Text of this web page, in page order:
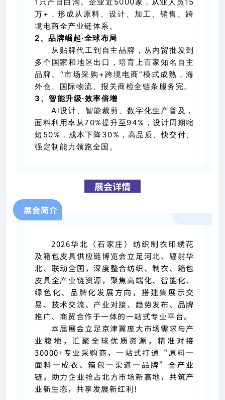
万+，形成从原料、设计、加工、销售、跨
境电商全产业链体系。
2、品牌崛起·全球布局
从贴牌代工到自主品牌，从内贸批发到
多个国家和地区出口，培育上百家知名自主
品牌。“市场采购+跨境电商”模式成熟，海
外仓、国际物流、报关商检全链条服务完。
3、智能升级·效率倍增
Al设计、智能裁剪、数字化生产普及，
面料利用率从70%提升至94%，设计周期缩
短50%，成本下降30%，高品质、快交付、
强定制能力领跑全国。
展会详情
展会简介
2026华北（石家庄）纺织制衣印绣花
及箱包皮具供应链博览会立足河北、辐射华
北、联动全国，深度整合纺织、制衣、箱包
皮具全产业链资源，聚焦高端化、智能化、
绿色化、品牌化发展方向，搭建集展示交
易、技术交流、产业对接、趋势发布、品牌
推广、商贸合作于一体的一站式专业平台。
本届展会立足京津冀庞大市场需求与产
业腹地，汇聚全球优质资源，精准对接
30000+专业采购商，一站式打通“原料一
面料一成衣、箱包一渠道一品牌”全产业
链，助力企业抢占北方市场新高地，共筑产
业新生态，共享发展新红利!